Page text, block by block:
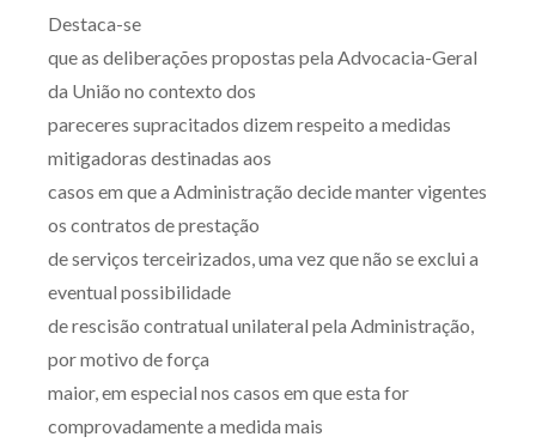
Destaca-se
que as deliberações propostas pela Advocacia-Geral
da União no contexto dos
pareceres supracitados dizem respeito a medidas
mitigadoras destinadas aos
casos em que a Administração decide manter vigentes
os contratos de prestação
de serviços terceirizados, uma vez que não se exclui a
eventual possibilidade
de rescisão contratual unilateral pela Administração,
por motivo de força
maior, em especial nos casos em que esta for
comprovadamente a medida mais